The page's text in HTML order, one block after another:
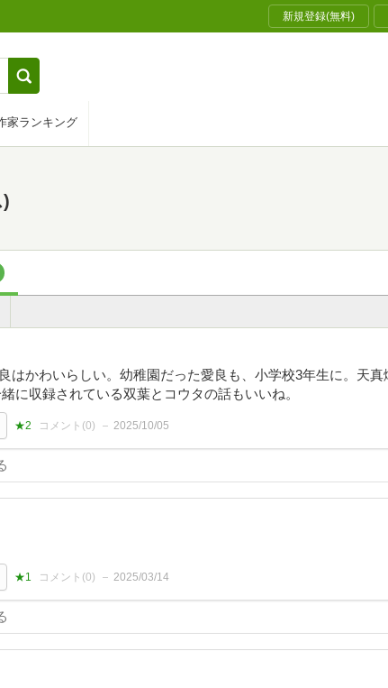
新規登録(無料)
家ランキング
はかわいらしい。幼稚園だった愛良も、小学校3年生に。天真
に収録されている双葉とコウタの話もいいね。
★2 コメント(0) 2025/10/05
★1 コメント(0) 2025/03/14